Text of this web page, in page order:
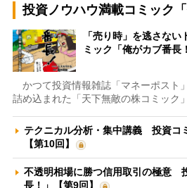
投資ノウハウ満載コミック
「売り時」を逃さな
ミック「俺がカブ番長
かつて投資情報雑誌「マネーポスト
詰め込まれた「天下無敵の株コミック
テクニカル分析・集中講義 投資コ
【第10回】
不透明相場に勝つ信用取引の極意
長！」【第9回】